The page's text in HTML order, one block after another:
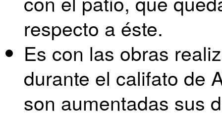
respecto a éste.
Es con las obras
durante el califato de
son aumentadas sus